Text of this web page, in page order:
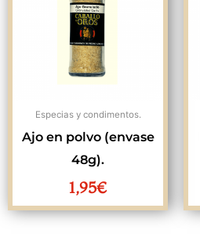
Especias y condimentos.
Ajo en polvo (envase
48g).
1,95€